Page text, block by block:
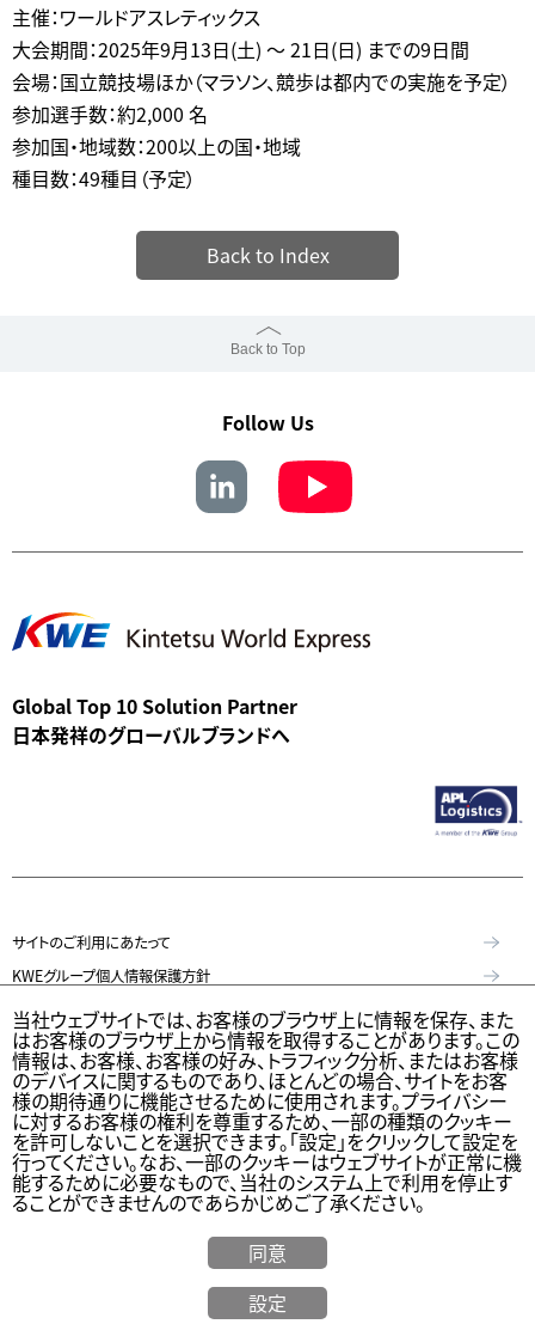
貨物追跡
主催：ワールドアスレティックス
大会期間：2025年9月13日(土) 〜 21日(日) までの9日間
会場：国立競技場ほか（マラソン、競歩は都内での実施を予定）
参加選手数：約2,000 名
参加国・地域数：200以上の国・地域
種目数：49種目（予定）
Back to Index
Back to Top
Follow Us
Global Top 10 Solution Partner
日本発祥のグローバルブランドへ
サイトのご利用にあたって
KWEグループ個人情報保護方針
個人情報保護方針
特定個人情報等の適正な取扱いに関する基本方針
KWE Group Social Media Policy（KWEグループソーシャルメディア基本
方針）
ウェブアクセシビリティステートメント
© Kintetsu World Express, Inc
当社ウェブサイトでは、お客様のブラウザ上に情報を保存、また
はお客様のブラウザ上から情報を取得することがあります。この
情報は、お客様、お客様の好み、トラフィック分析、またはお客様
のデバイスに関するものであり、ほとんどの場合、サイトをお客
様の期待通りに機能させるために使用されます。プライバシー
に対するお客様の権利を尊重するため、一部の種類のクッキー
を許可しないことを選択できます。「設定」をクリックして設定を
行ってください。なお、一部のクッキーはウェブサイトが正常に機
能するために必要なもので、当社のシステム上で利用を停止す
ることができませんのであらかじめご了承ください。
同意
設定